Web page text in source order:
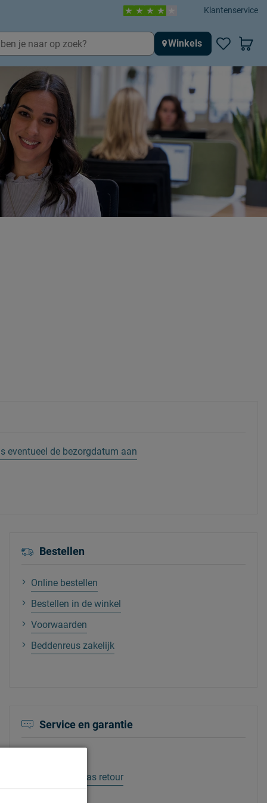
Klantenservice
Winkels
eventueel de bezorgdatum aan
Bestellen
Online bestellen
Bestellen in de winkel
Voorwaarden
Beddenreus zakelijk
Service en garantie
Je oude matras retour